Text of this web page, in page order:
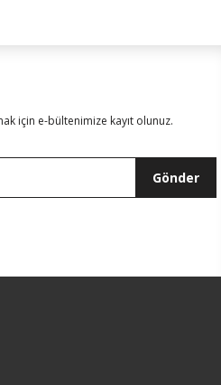
için e-bültenimize kayıt olunuz.
Gönder